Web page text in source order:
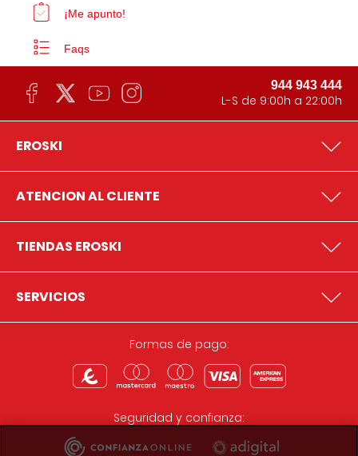
¡Me apunto!
Faqs
944 943 444
L-S de 9:00h a 22:00h
EROSKI
ATENCION AL CLIENTE
TIENDAS EROSKI
SERVICIOS
Formas de pago:
Seguridad y confianza: